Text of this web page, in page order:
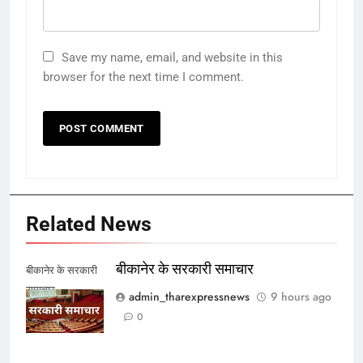
Save my name, email, and website in this
browser for the next time I comment.
Related News
बीकानेर के सरकारी
समाचार
बीकानेर के सरकारी समाचार
admin_tharexpressnews
9 hours ago
0